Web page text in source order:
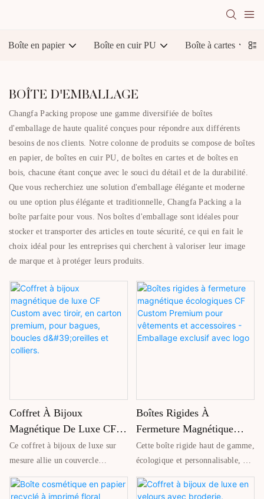
Boîte en papier Boîte en cuir PU Boîte à cartes
BOÎTE D'EMBALLAGE
Changfa Packing propose une gamme diversifiée de boîtes
d'emballage de haute qualité conçues pour répondre aux différents
besoins de nos clients. Notre colonne de produits se compose de boîtes
en papier, de boîtes en cuir PU, de boîtes en cartes et de boîtes en
bois, chacune étant conçue avec le souci du détail et de la durabilité.
Que vous recherchiez une solution d'emballage élégante et moderne
ou une option plus élégante et traditionnelle, Changfa Packing a la
boîte parfaite pour vous. Nos boîtes d'emballage sont idéales pour
stocker et transporter des articles en toute sécurité, ce qui en fait le
choix idéal pour les entreprises qui cherchent à valoriser leur image
de marque et à protéger leurs produits.
Coffret À Bijoux
Magnétique De Luxe CF
Custom Avec Tiroir, En
Carton Premium, Pour
Bagues, Boucles D'oreilles
Et Colliers.
Ce coffret à bijoux de luxe sur
mesure allie un couvercle
magnétique à un tiroir coulissant
pour un rangement et une
Boîtes Rigides À
Fermeture Magnétique
Écologiques CF Custom
Premium Pour Vêtements
Et Accessoires - Emballage
Exclusif Avec Logo
Cette boîte rigide haut de gamme,
écologique et personnalisable, est
dotée d'une fermeture magnétique
pour un emballage à la fois sûr et